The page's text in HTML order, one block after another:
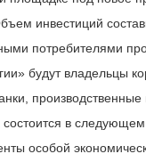
инвестиций
потребителями
будут владельцы
производственные
состоится в следующем
особой